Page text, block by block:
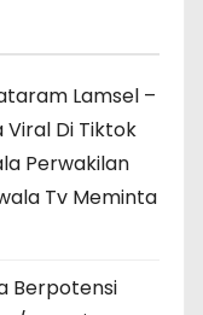
Lamsel –
Viral Di Tiktok
Perwakilan
Tv Meminta
Berpotensi